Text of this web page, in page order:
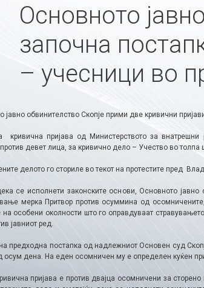
Основното
започна
– учесници во
јавно обвинителство Скопје прими две кривични
кривична пријава од Министерството за
девет лица, за кривично дело – Учество во
делото го сториле во текот на протестите пред
се исполнети законските основи, Основното
мерка Притвор против осуммина од
особени околности што го оправдуваат
јавниот ред.
предходна постапка од надлежниот Основен суд
осум дена. На еден осомничен му е определен куќен
пријава е против двајца осомничени за